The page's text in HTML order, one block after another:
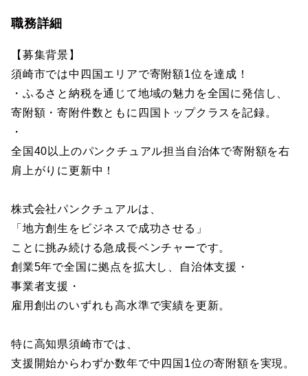
職務詳細
【募集背景】
須崎市では中四国エリアで寄附額1位を達成！
・ふるさと納税を通じて地域の魅力を全国に発信し、
寄附額・寄附件数ともに四国トップクラスを記録。
・
全国40以上のパンクチュアル担当自治体で寄附額を右
肩上がりに更新中！
株式会社パンクチュアルは、
「地方創生をビジネスで成功させる」
ことに挑み続ける急成長ベンチャーです。
創業5年で全国に拠点を拡大し、自治体支援・
事業者支援・
雇用創出のいずれも高水準で実績を更新。
特に高知県須崎市では、
支援開始からわずか数年で中四国1位の寄附額を実現。